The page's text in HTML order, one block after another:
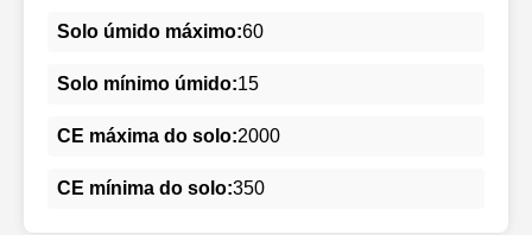
Solo úmido máximo:60
Solo mínimo úmido:15
CE máxima do solo:2000
CE mínima do solo:350